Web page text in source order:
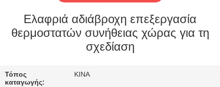
ΠΕΡΊΠΟΥ
ΕΜΕΊΣ
ΕΡΓΟΣΤΑΣΊΩΝ
Ελαφριά αδιάβροχη επεξεργασία
θερμοστατών συνήθειας χώρας για τη
σχεδίαση
Τόπος
καταγωγής:
ΚΙΝΑ